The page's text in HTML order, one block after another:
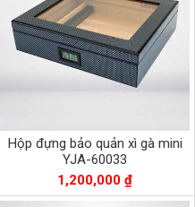
Hộp đựng bảo quản xì gà mini
YJA-60033
1,200,000 ₫